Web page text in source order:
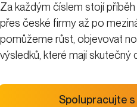
Za každým číslem stojí
přes české firmy až po
pomůžeme růst, objevovat
výsledků, které mají skutečný
Spolupracujte s